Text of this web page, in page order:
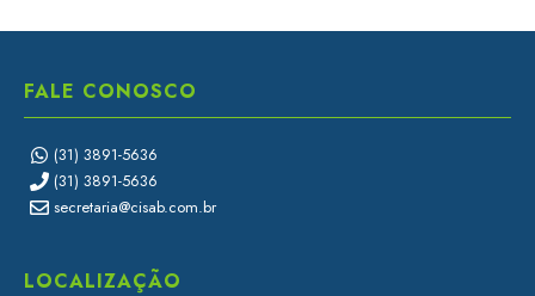
FALE CONOSCO
(31) 3891-5636
(31) 3891-5636
secretaria@cisab.com.br
LOCALIZAÇÃO